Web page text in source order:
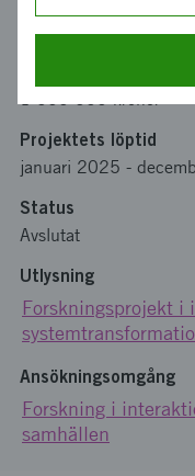
RISE Research
1 000 000 kronor
Projektets löptid
januari 2025 -
Status
Avslutat
Utlysning
Forskningsprojekt i
Ansökningsomgång
Forskning i
samhällen